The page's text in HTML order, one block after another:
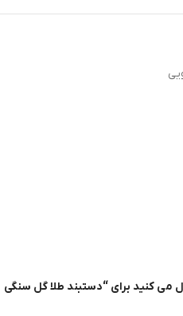
می کنید برای “دستبند طلا گل سنگی